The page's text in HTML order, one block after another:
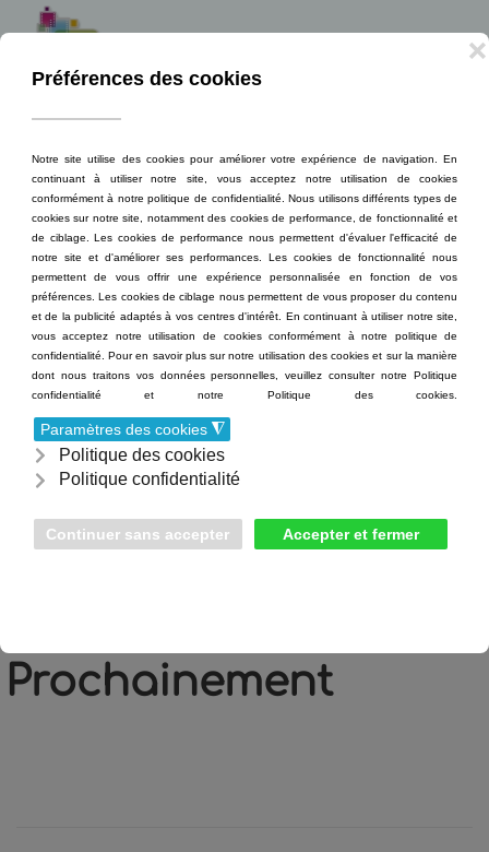
Dans votre salle
cette semaine
Prochainement